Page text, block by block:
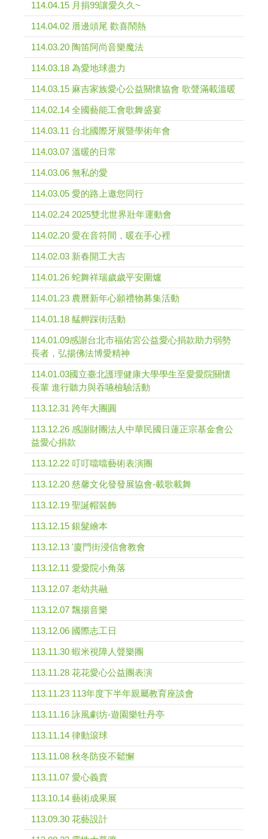
114.04.15 月捐99讓愛久久~
114.04.02 厝邊頭尾 歡喜鬧熱
114.03.20 陶笛阿尚音樂魔法
114.03.18 為愛地球盡力
114.03.15 麻吉家族愛心公益關懷協會 歌聲滿載溫暖
114.02.14 全國藝能工會歌舞盛宴
114.03.11 台北國際牙展暨學術年會
114.03.07 溫暖的日常
114.03.06 無私的愛
114.03.05 愛的路上邀您同行
114.02.24 2025雙北世界壯年運動會
114.02.20 愛在音符間，暖在手心裡
114.02.03 新春開工大吉
114.01.26 蛇舞祥瑞歲歲平安圍爐
114.01.23 農曆新年心願禮物募集活動
114.01.18 艋舺踩街活動
114.01.09感謝台北市福佑宮公益愛心捐款助力弱勢
長者，弘揚佛法博愛精神
114.01.03國立臺北護理健康大學學生至愛愛院關懷
長輩 進行聽力與吞嚥檢驗活動
113.12.31 跨年大團圓
113.12.26 感謝財團法人中華民國日蓮正宗基金會公
益愛心捐款
113.12.22 叮叮噹噹藝術表演團
113.12.20 慈馨文化發發展協會-載歌載舞
113.12.19 聖誕帽裝飾
113.12.15 銀髮繪本
113.12.13 '廈門街浸信會教會
113.12.11 愛愛院小角落
113.12.07 老幼共融
113.12.07 飄揚音樂
113.12.06 國際志工日
113.11.30 蝦米視障人聲樂團
113.11.28 花花愛心公益團表演
113.11.23 113年度下半年親屬教育座談會
113.11.16 詠風劇坊-遊園樂牡丹亭
113.11.14 律動滾球
113.11.08 秋冬防疫不鬆懈
113.11.07 愛心義賣
113.10.14 藝術成果展
113.09.30 花藝設計